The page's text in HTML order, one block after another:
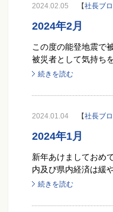
2024.02.05 【社長ブ
2024年2月
この度の能登地震で
被災者として気持ち
続きを読む
2024.01.04 【社長ブ
2024年1月
新年あけましておめ
内及び県内経済は緩
続きを読む